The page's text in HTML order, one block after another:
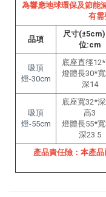
為響應地球環保及節能
有需
品項
尺寸
位:cm
吸頂
燈-30cm
底座直徑
燈體長30*
深14
吸頂
燈-55cm
底座寬32*
高3
燈體長55*
深23.5
產品責任險：本產